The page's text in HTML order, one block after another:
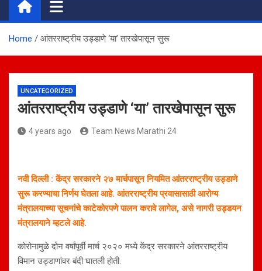
Home आंतरराष्ट्रीय उड्डाणे ‘या’ तारखेपासून सुरू
UNCATEGORIZED
आंतरराष्ट्रीय उड्डाणे ‘या’ तारखेपासून सुरू
4 years ago Team News Marathi 24
नवी दिल्ली : केंद्र सरकारने २७ मार्चपासून नियमित आंतरराष्ट्रीय उड्डाणे
सुरू करण्याचा निर्णय घेतला आहे. आंतरराष्ट्रीय प्रवासासाठी आरोग्य
मंत्रालयाच्या सूचनांचे काटेकोरपणे पालन करावे लागेल, असे नागरी उड्डयन
मंत्रालयाने म्हटले आहे.
कोरोनामुळे दोन वर्षांपूर्वी मार्च २०२० मध्ये केंद्र सरकारने आंतरराष्ट्रीय
विमान उड्डाणांवर बंदी घातली होती.